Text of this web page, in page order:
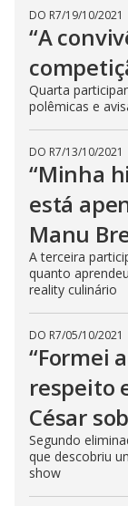
DO R7/19/10/2021
“A
Quarta
polêmicas e
DO R7/13/10/2021
“Minha
está
Manu
A terceira
quanto
reality culinário
DO R7/05/10/2021
“Formei
respeito
César
Segundo
que descobriu
show